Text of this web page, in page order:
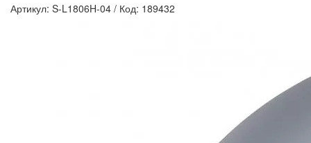
Артикул: S-L1806H-04 / Код: 189432